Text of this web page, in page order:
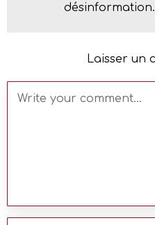
désinformation.
Laisser un